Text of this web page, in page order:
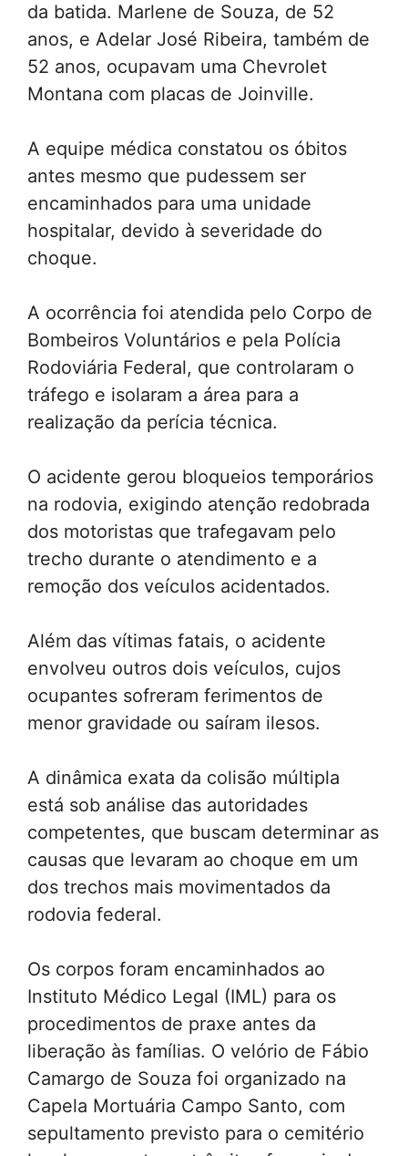
da batida. Marlene de Souza, de 52
anos, e Adelar José Ribeira, também de
52 anos, ocupavam uma Chevrolet
Montana com placas de Joinville.
A equipe médica constatou os óbitos
antes mesmo que pudessem ser
encaminhados para uma unidade
hospitalar, devido à severidade do
choque.
A ocorrência foi atendida pelo Corpo de
Bombeiros Voluntários e pela Polícia
Rodoviária Federal, que controlaram o
tráfego e isolaram a área para a
realização da perícia técnica.
O acidente gerou bloqueios temporários
na rodovia, exigindo atenção redobrada
dos motoristas que trafegavam pelo
trecho durante o atendimento e a
remoção dos veículos acidentados.
Além das vítimas fatais, o acidente
envolveu outros dois veículos, cujos
ocupantes sofreram ferimentos de
menor gravidade ou saíram ilesos.
A dinâmica exata da colisão múltipla
está sob análise das autoridades
competentes, que buscam determinar as
causas que levaram ao choque em um
dos trechos mais movimentados da
rodovia federal.
Os corpos foram encaminhados ao
Instituto Médico Legal (IML) para os
procedimentos de praxe antes da
liberação às famílias. O velório de Fábio
Camargo de Souza foi organizado na
Capela Mortuária Campo Santo, com
sepultamento previsto para o cemitério